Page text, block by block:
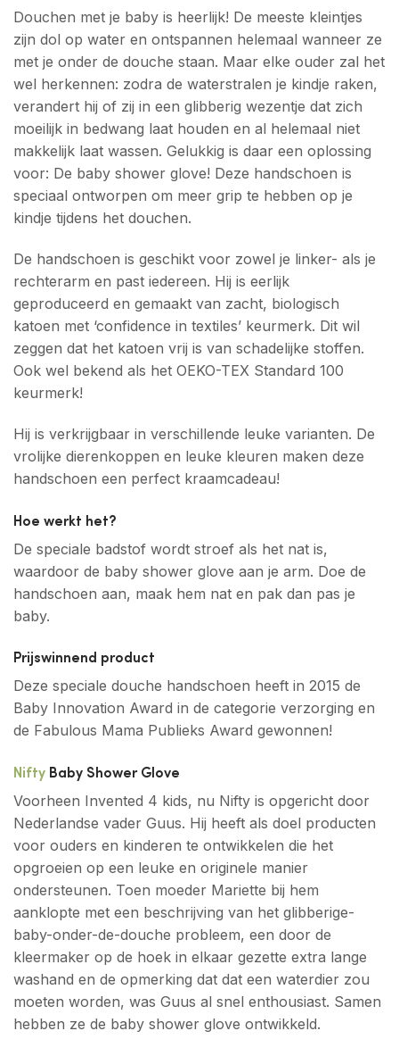
Douchen met je baby is heerlijk! De meeste kleintjes
zijn dol op water en ontspannen helemaal wanneer ze
met je onder de douche staan. Maar elke ouder zal het
wel herkennen: zodra de waterstralen je kindje raken,
verandert hij of zij in een glibberig wezentje dat zich
moeilijk in bedwang laat houden en al helemaal niet
makkelijk laat wassen. Gelukkig is daar een oplossing
voor: De baby shower glove! Deze handschoen is
speciaal ontworpen om meer grip te hebben op je
kindje tijdens het douchen.
De handschoen is geschikt voor zowel je linker- als je
rechterarm en past iedereen. Hij is eerlijk
geproduceerd en gemaakt van zacht, biologisch
katoen met ‘confidence in textiles’ keurmerk. Dit wil
zeggen dat het katoen vrij is van schadelijke stoffen.
Ook wel bekend als het OEKO-TEX Standard 100
keurmerk!
Hij is verkrijgbaar in verschillende leuke varianten. De
vrolijke dierenkoppen en leuke kleuren maken deze
handschoen een perfect kraamcadeau!
Hoe werkt het?
De speciale badstof wordt stroef als het nat is,
waardoor de baby shower glove aan je arm. Doe de
handschoen aan, maak hem nat en pak dan pas je
baby.
Prijswinnend product
Deze speciale douche handschoen heeft in 2015 de
Baby Innovation Award in de categorie verzorging en
de Fabulous Mama Publieks Award gewonnen!
Nifty Baby Shower Glove
Voorheen Invented 4 kids, nu Nifty is opgericht door
Nederlandse vader Guus. Hij heeft als doel producten
voor ouders en kinderen te ontwikkelen die het
opgroeien op een leuke en originele manier
ondersteunen. Toen moeder Mariette bij hem
aanklopte met een beschrijving van het glibberige-
baby-onder-de-douche probleem, een door de
kleermaker op de hoek in elkaar gezette extra lange
washand en de opmerking dat dat een waterdier zou
moeten worden, was Guus al snel enthousiast. Samen
hebben ze de baby shower glove ontwikkeld.